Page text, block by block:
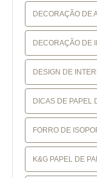
DECORAÇÃO DE
DECORAÇÃO DE
DESIGN DE
DICAS DE PAPEL
FORRO DE
K&G PAPEL DE